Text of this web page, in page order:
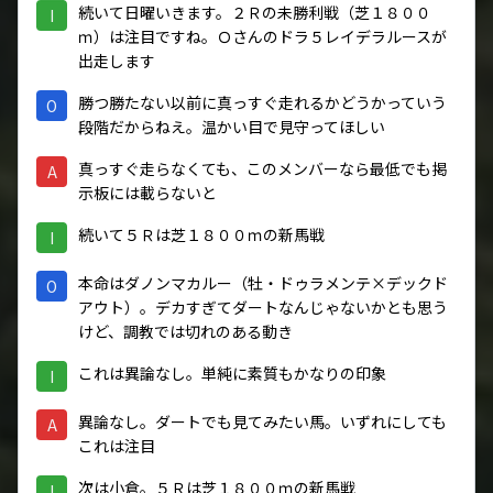
I
続いて日曜いきます。２Ｒの未勝利戦（芝１８００
ｍ）は注目ですね。Ｏさんのドラ５レイデラルースが
出走します
O
勝つ勝たない以前に真っすぐ走れるかどうかっていう
段階だからねえ。温かい目で見守ってほしい
A
真っすぐ走らなくても、このメンバーなら最低でも掲
示板には載らないと
I 続いて５Ｒは芝１８００ｍの新馬戦
O
本命はダノンマカルー（牡・ドゥラメンテ×デックド
アウト）。デカすぎてダートなんじゃないかとも思う
けど、調教では切れのある動き
I これは異論なし。単純に素質もかなりの印象
A
異論なし。ダートでも見てみたい馬。いずれにしても
これは注目
次は小倉。５Ｒは芝１８００ｍの新馬戦